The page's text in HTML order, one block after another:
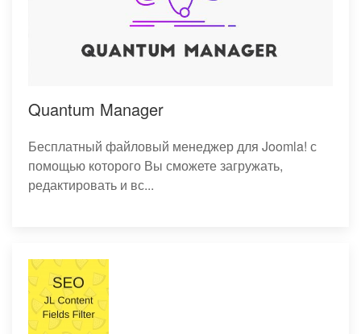
Quantum Manager
Бесплатный файловый менеджер для Joomla! с
помощью которого Вы сможете загружать,
редактировать и вс...